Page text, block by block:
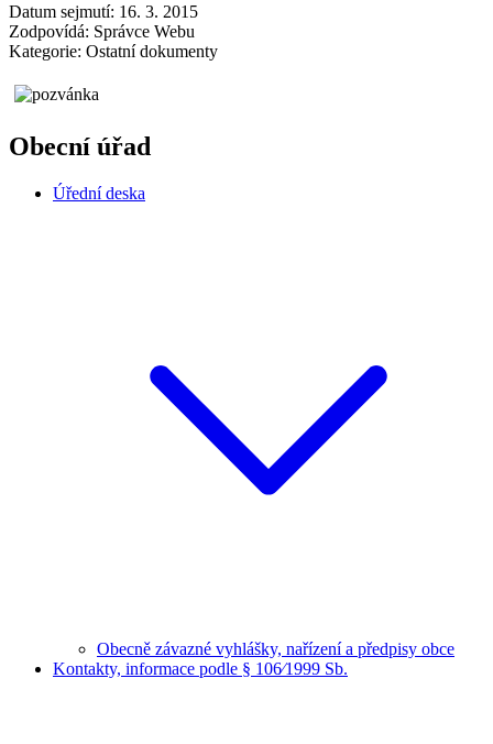
Datum sejmutí: 16. 3. 2015
Zodpovídá: Správce Webu
Kategorie: Ostatní dokumenty
Obecní úřad
Úřední deska
Obecně závazné vyhlášky, nařízení a předpisy obce
Kontakty, informace podle § 106⁄1999 Sb.